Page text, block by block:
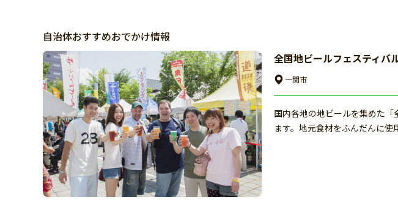
自治体おすすめおでかけ情報
全国地ビールフェスティバ
一関市
国内各地の地ビールを集めた
ます。地元食材をふんだんに使